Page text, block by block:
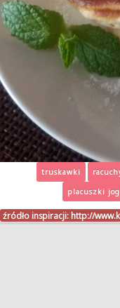
truskawki
placuszki
źródło inspiracji: http://